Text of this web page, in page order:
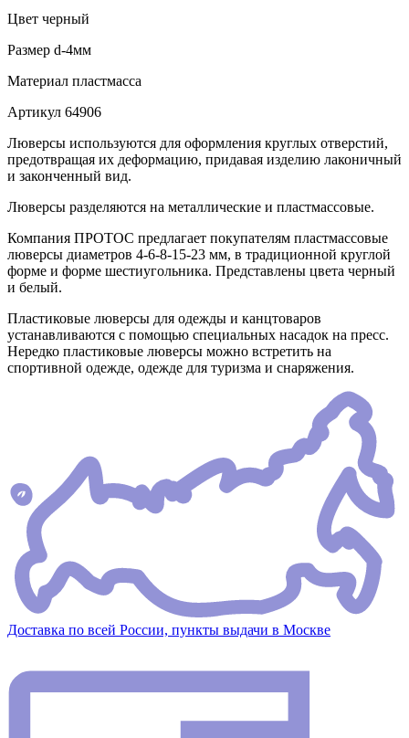
Цвет черный
Размер d-4мм
Материал пластмасса
Артикул 64906
Люверсы используются для оформления круглых отверстий,
предотвращая их деформацию, придавая изделию лаконичный
и законченный вид.
Люверсы разделяются на металлические и пластмассовые.
Компания ПРОТОС предлагает покупателям пластмассовые
люверсы диаметров 4-6-8-15-23 мм, в традиционной круглой
форме и форме шестиугольника. Представлены цвета черный
и белый.
Пластиковые люверсы для одежды и канцтоваров
устанавливаются с помощью специальных насадок на пресс.
Нередко пластиковые люверсы можно встретить на
спортивной одежде, одежде для туризма и снаряжения.
Доставка по всей России, пункты выдачи в Москве